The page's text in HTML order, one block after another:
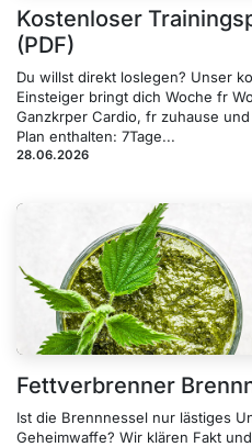
Kostenloser
(PDF)
Du willst direkt loslegen? Unser
Einsteiger bringt dich Woche fr
Ganzkrper Cardio, fr zuhause
Plan enthalten: 7Tage...
28.06.2026
Fettverbrenner
Ist die Brennnessel nur lästiges
Geheimwaffe? Wir klären Fakt